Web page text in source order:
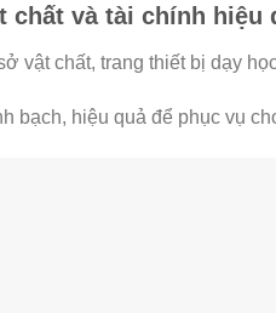
chất và tài chính hiệu
vật chất, trang thiết bị dạy
bạch, hiệu quả để phục vụ